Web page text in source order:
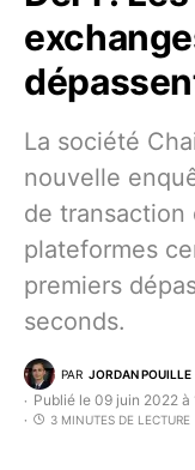
La société
nouvelle
de transaction
plateformes
premiers
seconds.
PAR JORDAN POUILLE
Publié le 09 juin 2022 à
3 MINUTES DE LECTURE